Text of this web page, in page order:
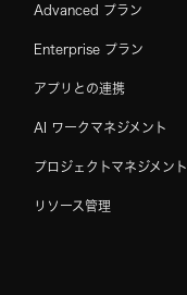
Advanced プラン
Enterprise プラン
アプリとの連携
AI ワークマネジメント
プロジェクトマネジメント
リソース管理